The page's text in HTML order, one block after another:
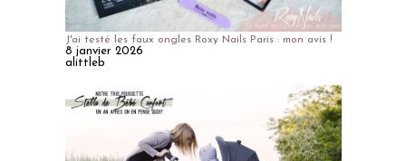
J'ai testé les faux ongles Roxy Nails Paris : mon avis !
8 janvier 2026
alittleb